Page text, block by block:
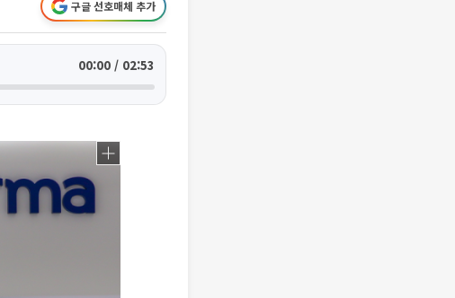
구글 선호매체 추가
00:00 / 02:53